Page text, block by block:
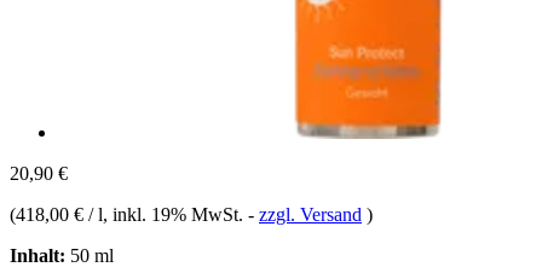
20,90 €
(418,00 € / l, inkl. 19% MwSt. - zzgl. Versand )
Inhalt: 50 ml